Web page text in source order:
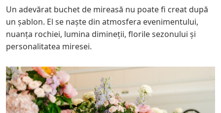
Un adevărat buchet de mireasă nu poate fi creat după
un șablon. El se naște din atmosfera evenimentului,
nuanța rochiei, lumina dimineții, florile sezonului și
personalitatea miresei.